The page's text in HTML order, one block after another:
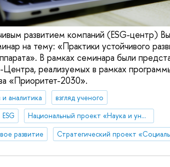
развитием компаний (ESG-центр)
на тему: «Практики устойчивого
В рамках семинара были
Центра, реализуемых в рамках
«Приоритет-2030».
аналитика
взгляд ученого
ESG
Национальный проект «Наука и университеты»
развитие